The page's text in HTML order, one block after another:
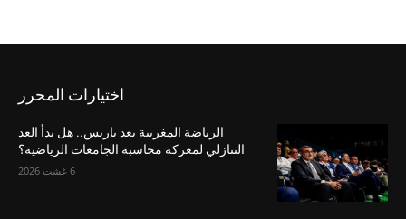
اختيارات المحرر
الرياضة المغربية بعد باريس.. هل بدأ العد
التنازلي لمعركة محاسبة الجامعات الرياضية؟
6 غشت 2026